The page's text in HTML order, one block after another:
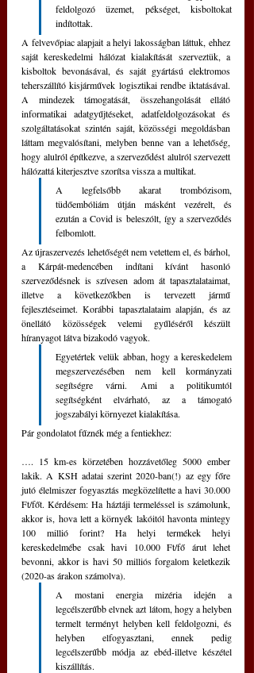
feldolgozó üzemet, pékséget, kisboltokat
indítottak.
A felvevőpiac alapjait a helyi lakosságban láttuk, ehhez
saját kereskedelmi hálózat kialakítását szerveztük, a
kisboltok bevonásával, és saját gyártású elektromos
teherszállító kisjárművek logisztikai rendbe iktatásával.
A mindezek támogatását, összehangolását ellátó
informatikai adatgyűjtéseket, adatfeldolgozásokat és
szolgáltatásokat szintén saját, közösségi megoldásban
láttam megvalósítani, melyben benne van a lehetőség,
hogy alulról építkezve, a szerveződést alulról szervezett
hálózattá kiterjesztve szorítsa vissza a multikat.
A legfelsőbb akarat trombózisom,
tüdőembóliám útján másként vezérelt, és
ezután a Covid is beleszólt, így a szerveződés
felbomlott.
Az újraszervezés lehetőségét nem vetettem el, és bárhol,
a Kárpát-medencében indítani kívánt hasonló
szerveződésnek is szívesen adom át tapasztalataimat,
illetve a következőkben is tervezett jármű
fejlesztéseimet. Korábbi tapasztalataim alapján, és az
önellátó közösségek velemi gyűléséről készült
híranyagot látva bizakodó vagyok.
Egyetértek velük abban, hogy a kereskedelem
megszervezésében nem kell kormányzati
segítségre várni. Ami a politikumtól
segítségként elvárható, az a támogató
jogszabályi környezet kialakítása.
Pár gondolatot fűznék még a fentiekhez:
…. 15 km-es körzetében hozzávetőleg 5000 ember
lakik. A KSH adatai szerint 2020-ban(!) az egy főre
jutó élelmiszer fogyasztás megközelítette a havi 30.000
Ft/főt. Kérdésem: Ha háztáji termeléssel is számolunk,
akkor is, hova lett a környék lakóitól havonta mintegy
100 millió forint? Ha helyi termékek helyi
kereskedelmébe csak havi 10.000 Ft/fő árut lehet
bevonni, akkor is havi 50 milliós forgalom keletkezik
(2020-as árakon számolva).
A mostani energia mizéria idején a
legcélszerűbb elvnek azt látom, hogy a helyben
termelt terményt helyben kell feldolgozni, és
helyben elfogyasztani, ennek pedig
legcélszerűbb módja az ebéd-illetve készétel
kiszállítás.